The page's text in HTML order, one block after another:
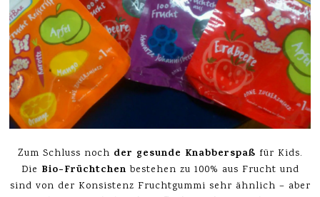
Zum Schluss noch der gesunde Knabberspaß für Kids.
Die Bio-Früchtchen bestehen zu 100% aus Frucht und
sind von der Konsistenz Fruchtgummi sehr ähnlich – aber